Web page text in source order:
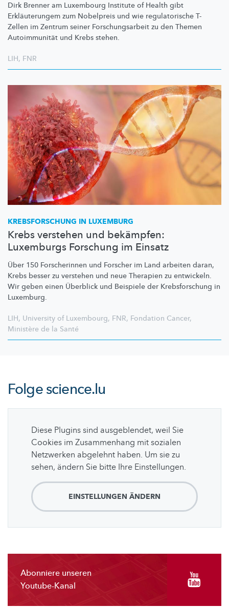
Dirk Brenner am Luxembourg Institute of Health gibt
Erkläuterungem zum Nobelpreis und wie regulatorische T-
Zellen im Zentrum seiner Forschungsarbeit zu den Themen
Autoimmunität und Krebs stehen.
LIH, FNR
KREBSFORSCHUNG IN LUXEMBURG
Krebs verstehen und bekämpfen:
Luxemburgs Forschung im Einsatz
Über 150 Forscherinnen und Forscher im Land arbeiten daran,
Krebs besser zu verstehen und neue Therapien zu entwickeln.
Wir geben einen Überblick und Beispiele der Krebsforschung in
Luxemburg.
LIH, University of Luxembourg, FNR, Fondation Cancer,
Ministère de la Santé
Folgescience.lu
Diese Plugins sind ausgeblendet, weil Sie
Cookies im Zusammenhang mit sozialen
Netzwerken abgelehnt haben. Um sie zu
sehen, ändern Sie bitte Ihre Einstellungen.
EINSTELLUNGEN ÄNDERN
Abonniere unseren
Youtube-Kanal